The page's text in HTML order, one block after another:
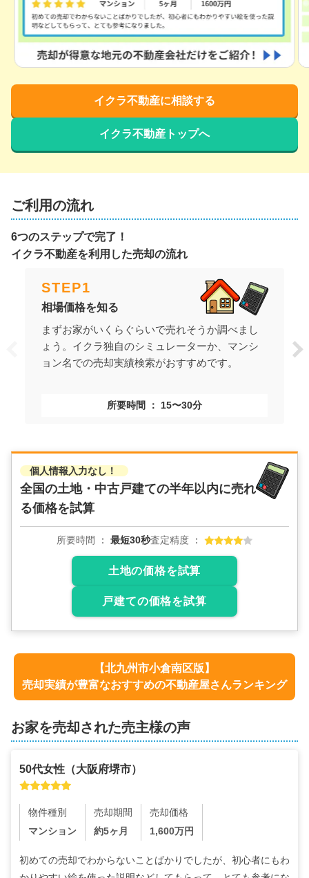
イクラ不動産に相談する
イクラ不動産トップへ
ご利用の流れ
6つのステップで完了！
イクラ不動産を利用した売却の流れ
STEP1
相場価格を知る
まずお家がいくらぐらいで売れそうか調べまし
ょう。イクラ独自のシミュレーターか、マンシ
ョン名での売却実績検索がおすすめです。
所要時間 15〜30分
個人情報入力なし！
全国の土地・中古戸建ての半年以内に売れ
る価格を試算
所要時間 最短30秒査定精度
土地の価格を試算
戸建ての価格を試算
【北九州市小倉南区版】
売却実績が豊富なおすすめの不動産屋さんランキング
お家を売却された売主様の声
50代女性 （大阪府堺市）
物件種別
マンション
売却期間
約5ヶ月
売却価格
1,600万円
初めての売却でわからないことばかりでしたが、初心者にもわ